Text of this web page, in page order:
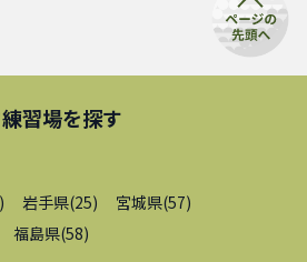
習場を探す
) 岩手県(25) 宮城県(57)
福島県(58)